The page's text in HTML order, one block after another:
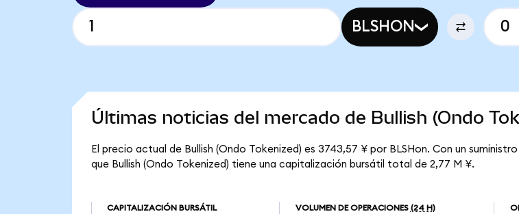
BLSHON
Últimas noticias del mercado de Bullish (Ondo
El precio actual de Bullish (Ondo Tokenized) es 3743,57 ¥ por BLSHon. Con un
que Bullish (Ondo Tokenized) tiene una capitalización bursátil total de 2,77 M ¥.
CAPITALIZACIÓN BURSÁTIL VOLUMEN DE OPERACIONES (24 H)